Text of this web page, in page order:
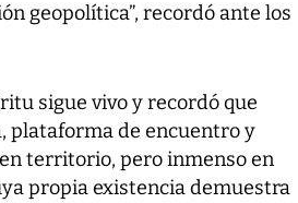
geopolítica”, recordó ante los
sigue vivo y recordó que
plataforma de encuentro y
territorio, pero inmenso en
propia existencia demuestra